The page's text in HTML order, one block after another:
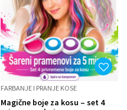
FARBANJE I PRANJE KOSE
Magične boje za kosu – set 4